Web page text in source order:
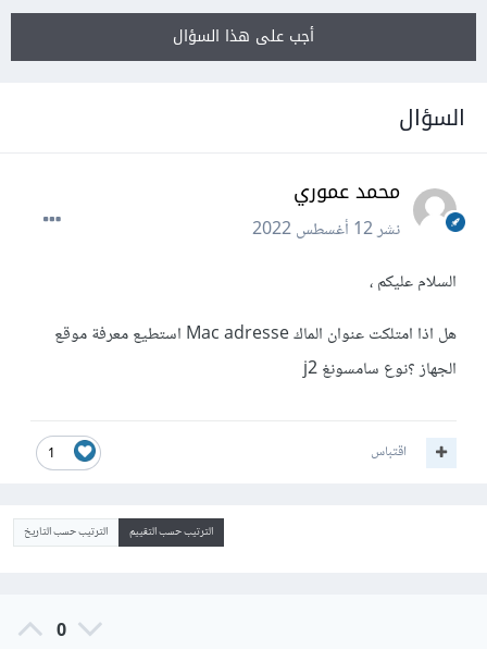
أجب على هذا السؤال
السؤال
محمد عموري
نشر12 أغسطس 2022
السلام عليكم ،
هل اذا امتلكت عنوان الماك Mac adresse استطيع معرفة موقع
الجهاز ؟نوع سامسونغ j2
1 اقتباس
الترتيب حسب التقييم الترتيب حسب التاريخ
0